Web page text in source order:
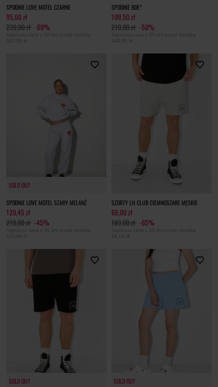
SPODNIE LOVE MOTEL CZARNE
95,60 zł
239,00 zł -60%
Najniższa cena z 30 dni przed obniżką
107,55 zł
SPODNIE BDE*
109,50 zł
219,00 zł -50%
Najniższa cena z 30 dni przed obniżką
142,35 zł
SOLD OUT
SOLD OUT
SPODNIE LOVE MOTEL SZARY MELANŻ
120,45 zł
219,00 zł -45%
Najniższa cena z 30 dni przed obniżką
131,40 zł
SZORTY LH CLUB CIEMNOSZARE MĘSKIE
66,00 zł
189,00 zł -65%
Najniższa cena z 30 dni przed obniżką
66,15 zł
SOLD OUT
SOLD OUT SOLD OUT
SOLD OUT